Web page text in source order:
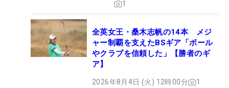
1
全英女王・桑木志帆の14本 メジ
ャー制覇を支えたBSギア「ボール
やクラブを信頼した」【勝者のギ
ア】
2026年8月4日 (火) 12時00分 1